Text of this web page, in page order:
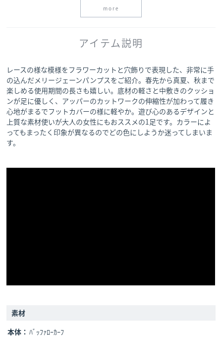
more
アイテム説明
レースの様な模様をフラワーカットと穴飾りで表現した、非常に手
の込んだメリージェーンパンプスをご紹介。春先から真夏、秋まで
楽しめる使用期間の長さも嬉しい。底材の軽さと中敷きのクッショ
ンが足に優しく、アッパーのカットワークの伸縮性が加わって履き
心地がまるでフットカバーの様に軽やか。遊び心のあるデザインと
上質な素材使いが大人の女性にもおススメの1足です。カラーによ
ってもまったく印象が異なるのでどの色にしようか迷ってしまいま
す。
素材
本体： ﾊﾞｯﾌｧﾛｰｶｰﾌ